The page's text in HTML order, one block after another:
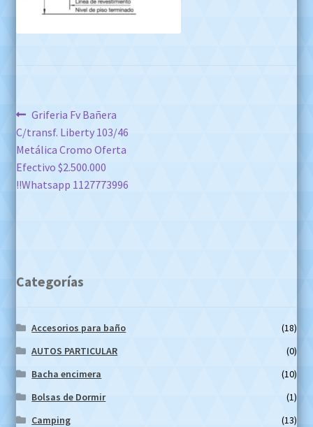
Navegación
de
entradas
Anterior:
Griferia Fv Bañera
C/transf. Liberty 103/46
Metálica Cromo Oferta
Efectivo $2.500.000
!!Whatsapp 1127773996
Categorías
Accesorios para baño
(18)
AUTOS PARTICULAR
(0)
Bacha encimera
(10)
Bolsas de Dormir
(1)
Camping
(13)